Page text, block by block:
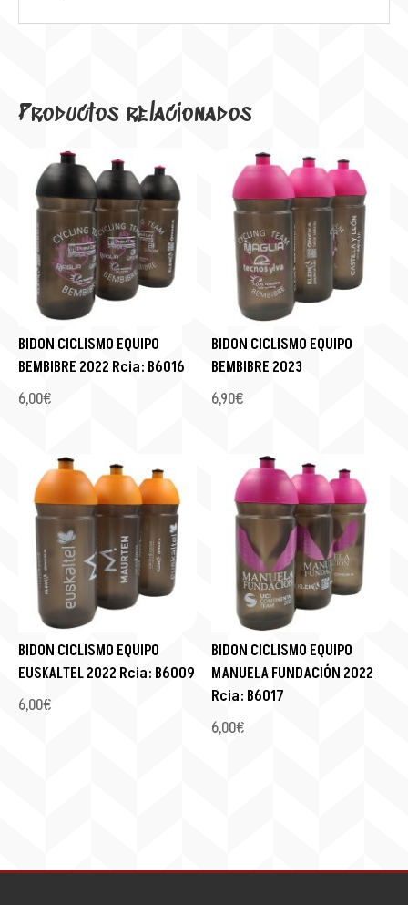
Productos relacionados
BIDON CICLISMO EQUIPO
BEMBIBRE 2022 Rcia: B6016
6,00€
BIDON CICLISMO EQUIPO
BEMBIBRE 2023
6,90€
BIDON CICLISMO EQUIPO
EUSKALTEL 2022 Rcia: B6009
6,00€
BIDON CICLISMO EQUIPO
MANUELA FUNDACIÓN 2022
Rcia: B6017
6,00€